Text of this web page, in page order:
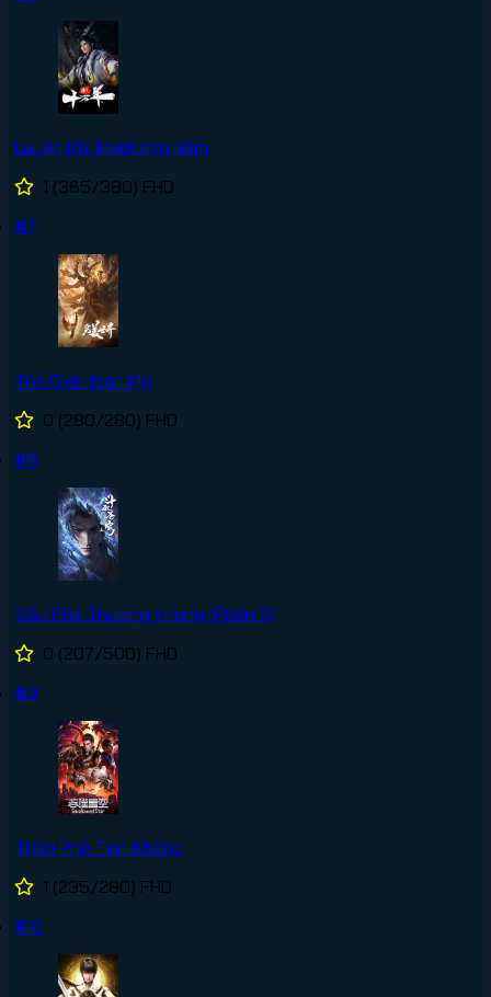
Luyện Khí Mười Vạn Năm
1 (365/380) FHD
#7
Thế Giới Hoàn Mỹ
0 (280/280) FHD
#8
Đấu Phá Thương Khung (Phần 5)
0 (207/500) FHD
#9
Thôn Phệ Tinh Không
1 (235/280) FHD
#10